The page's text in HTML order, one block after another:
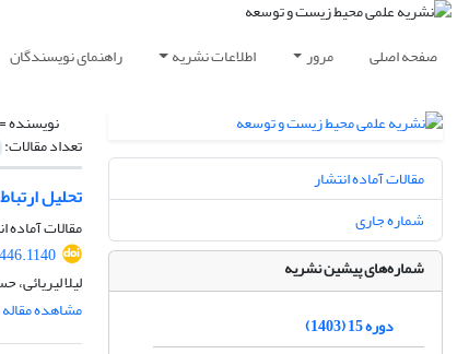
صفحه اصلی مرور اطلاعات نشریه راهنمای نویسندگان
نویسنده
تعداد مقالات:
تحلیل
مقالات آماده
لیلا
مشاهده مقاله
مقالات آماده انتشار
شماره جاری
شماره‌های پیشین نشریه
دوره 15 (1403)